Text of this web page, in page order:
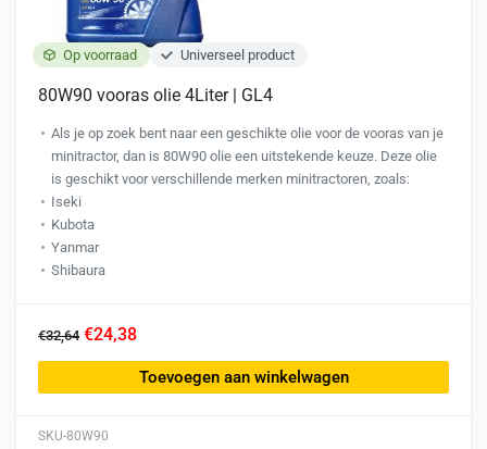
Op voorraad Universeel product
SKU-80W90
80W90 vooras olie 4Liter | GL4
Als je op zoek bent naar een geschikte olie voor de vooras van je
minitractor, dan is 80W90 olie een uitstekende keuze. Deze olie
is geschikt voor verschillende merken minitractoren, zoals:
Iseki
Kubota
Yanmar
Shibaura
€32,64 €24,38
Toevoegen aan winkelwagen